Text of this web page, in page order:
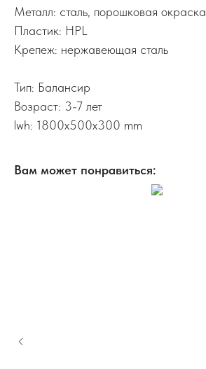
Металл: сталь, порошковая окраска
Пластик: HPL
Крепеж: нержавеющая сталь
Тип: Балансир
Возраст: 3-7 лет
lwh: 1800x500x300 mm
Вам может понравиться: